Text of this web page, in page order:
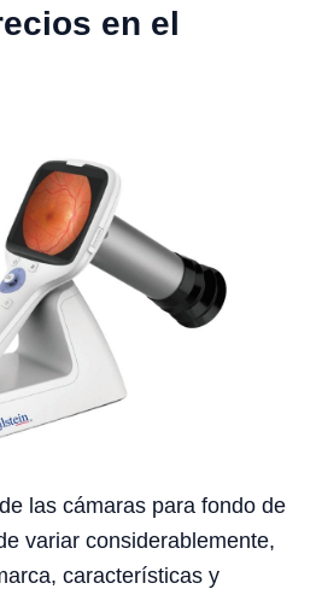
en el
las cámaras para fondo de
variar considerablemente,
características y